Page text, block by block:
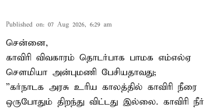
Published on: 07 Aug 2026, 6:29 am
சென்னை,
காவிரி விவகாரம் தொடர்பாக பாமக எம்எல்ஏ
சௌமியா அன்புமணி பேசியதாவது;
”கர்நாடக அரசு உரிய காலத்தில் காவிரி நீரை
ஒருபோதும் திறந்து விட்டது இல்லை. காவிரி நீர்